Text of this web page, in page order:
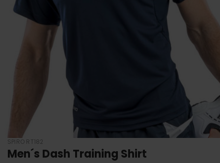
SPIRO RT182
Men´s Dash Training Shirt